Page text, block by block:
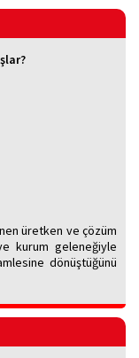
üretken ve çözüm
kurum geleneğiyle
dönüştüğünü